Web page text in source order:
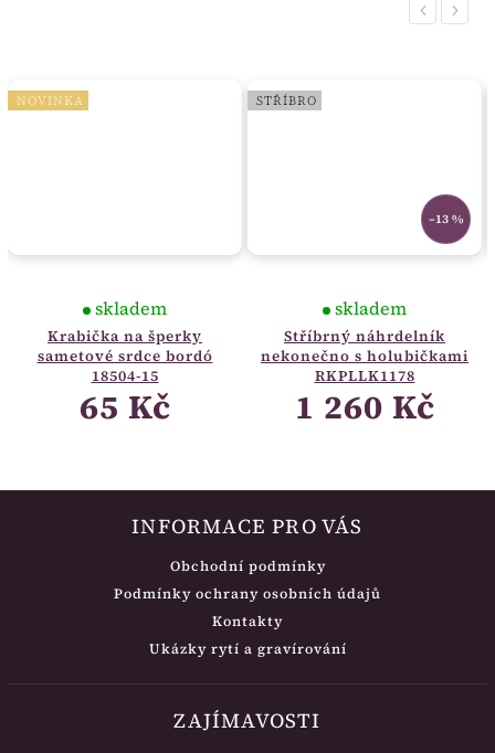
Previous
NOVINKA
Krabička na šperky
sametové srdce bordó
18504-15
skladem
65 Kč
STŘÍBRO
–13 %
Stříbrný náhrdelník
nekonečno s holubičkami
RKPLLK1178
skladem
1 260 Kč
Next
INFORMACE PRO VÁS
Obchodní podmínky
Podmínky ochrany osobních údajů
Kontakty
Ukázky rytí a gravírování
ZAJÍMAVOSTI